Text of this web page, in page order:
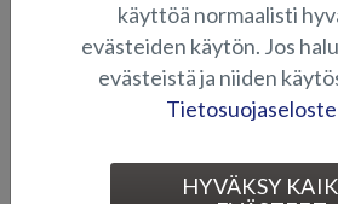
ELEKTRONIIKKA JA
käyttöä normaalisti
evästeiden käytön. Jos
evästeistä ja niiden
HYVÄKSY